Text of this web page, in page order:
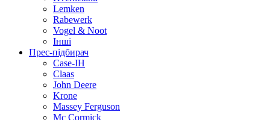
Lemken
Rabewerk
Vogel & Noot
Інші
Прес-підбирач
Case-IH
Claas
John Deere
Krone
Massey Ferguson
Mc Cormick